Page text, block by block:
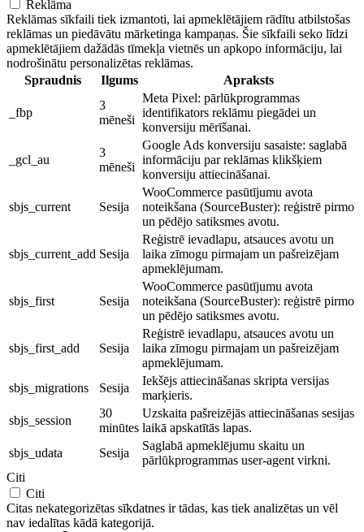
Reklāma
Reklāmas sīkfaili tiek izmantoti, lai apmeklētājiem rādītu atbilstošas ​​
reklāmas un piedāvātu mārketinga kampaņas. Šie sīkfaili seko līdzi
apmeklētājiem dažādās tīmekļa vietnēs un apkopo informāciju, lai
nodrošinātu personalizētas reklāmas.
Spraudnis
Ilgums Apraksts
_fbp
3
mēneši
Meta Pixel: pārlūkprogrammas
identifikators reklāmu piegādei un
konversiju mērīšanai.
_gcl_au
3
mēneši
Google Ads konversiju sasaiste: saglabā
informāciju par reklāmas klikšķiem
konversiju attiecināšanai.
sbjs_current Sesija
WooCommerce pasūtījumu avota
noteikšana (SourceBuster): reģistrē pirmo
un pēdējo satiksmes avotu.
sbjs_current_add Sesija
Reģistrē ievadlapu, atsauces avotu un
laika zīmogu pirmajam un pašreizējam
apmeklējumam.
sbjs_first Sesija
WooCommerce pasūtījumu avota
noteikšana (SourceBuster): reģistrē pirmo
un pēdējo satiksmes avotu.
sbjs_first_add Sesija
Reģistrē ievadlapu, atsauces avotu un
laika zīmogu pirmajam un pašreizējam
apmeklējumam.
sbjs_migrations
Sesija
Iekšējs attiecināšanas skripta versijas
marķieris.
sbjs_session
30
minūtes
Uzskaita pašreizējās attiecināšanas sesijas
laikā apskatītās lapas.
sbjs_udata
Sesija
Saglabā apmeklējumu skaitu un
pārlūkprogrammas user-agent virkni.
Citi
Citi
Citas nekategorizētas sīkdatnes ir tādas, kas tiek analizētas un vēl
nav iedalītas kādā kategorijā.